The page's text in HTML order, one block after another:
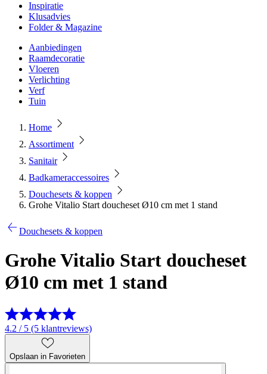
Inspiratie
Klusadvies
Folder & Magazine
Aanbiedingen
Raamdecoratie
Vloeren
Verlichting
Verf
Tuin
Home
Assortiment
Sanitair
Badkameraccessoires
Douchesets & koppen
Grohe Vitalio Start doucheset Ø10 cm met 1 stand
Douchesets & koppen
Grohe Vitalio Start doucheset
Ø10 cm met 1 stand
4.2 / 5 (5 klantreviews)
Opslaan in Favorieten